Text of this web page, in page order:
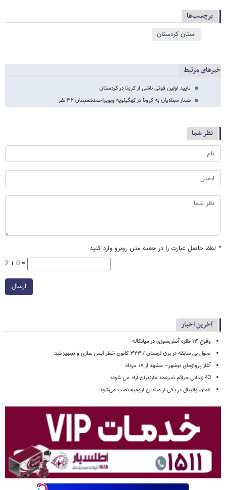
برچسب‌ها
استان کردستان
خبرهای مرتبط
تایید اولین فوتی ناشی از کرونا در کردستان
شمار مبتلایان به کرونا در کهگیلویه وبویراحمدهمچنان ۳۲ نفر
نظر شما
* لطفا حاصل عبارت را در جعبه متن روبرو وارد کنید
2 + 0 =
ارسال
آخرین اخبار
وقوع ۱۳ فقره آتش‌سوزی در میانکاله
تحول بی سابقه در برق لرستان / ۳۲۳ کانون خطر ایمن سازی و تجهیز شد
آغاز پروازهای نوشهر– مشهد از ۱۸ مرداد
43 زندانی جرائم غیرعمد مازندران آزاد می شوند
المان والیبال در یکی از میادین ارومیه نصب می‌شود